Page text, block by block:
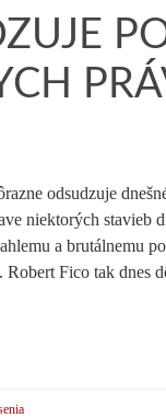
odsudzuje
niektorých stavieb
a brutálnemu
Fico tak dnes